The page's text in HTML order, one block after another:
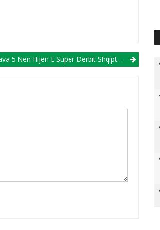
Nën Hijen E Super Derbit Shqiptarë, FC Shkupi-Shkëndija